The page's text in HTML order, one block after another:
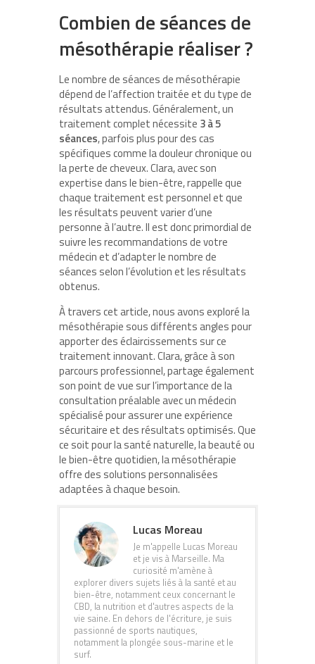
Combien de séances de
mésothérapie réaliser ?
Le nombre de séances de mésothérapie
dépend de l’affection traitée et du type de
résultats attendus. Généralement, un
traitement complet nécessite 3 à 5
séances, parfois plus pour des cas
spécifiques comme la douleur chronique ou
la perte de cheveux. Clara, avec son
expertise dans le bien-être, rappelle que
chaque traitement est personnel et que
les résultats peuvent varier d’une
personne à l’autre. Il est donc primordial de
suivre les recommandations de votre
médecin et d’adapter le nombre de
séances selon l’évolution et les résultats
obtenus.
À travers cet article, nous avons exploré la
mésothérapie sous différents angles pour
apporter des éclaircissements sur ce
traitement innovant. Clara, grâce à son
parcours professionnel, partage également
son point de vue sur l’importance de la
consultation préalable avec un médecin
spécialisé pour assurer une expérience
sécuritaire et des résultats optimisés. Que
ce soit pour la santé naturelle, la beauté ou
le bien-être quotidien, la mésothérapie
offre des solutions personnalisées
adaptées à chaque besoin.
Lucas Moreau
Je m'appelle Lucas Moreau
et je vis à Marseille. Ma
curiosité m'amène à
explorer divers sujets liés à la santé et au
bien-être, notamment ceux concernant le
CBD, la nutrition et d'autres aspects de la
vie saine. En dehors de l'écriture, je suis
passionné de sports nautiques,
notamment la plongée sous-marine et le
surf.